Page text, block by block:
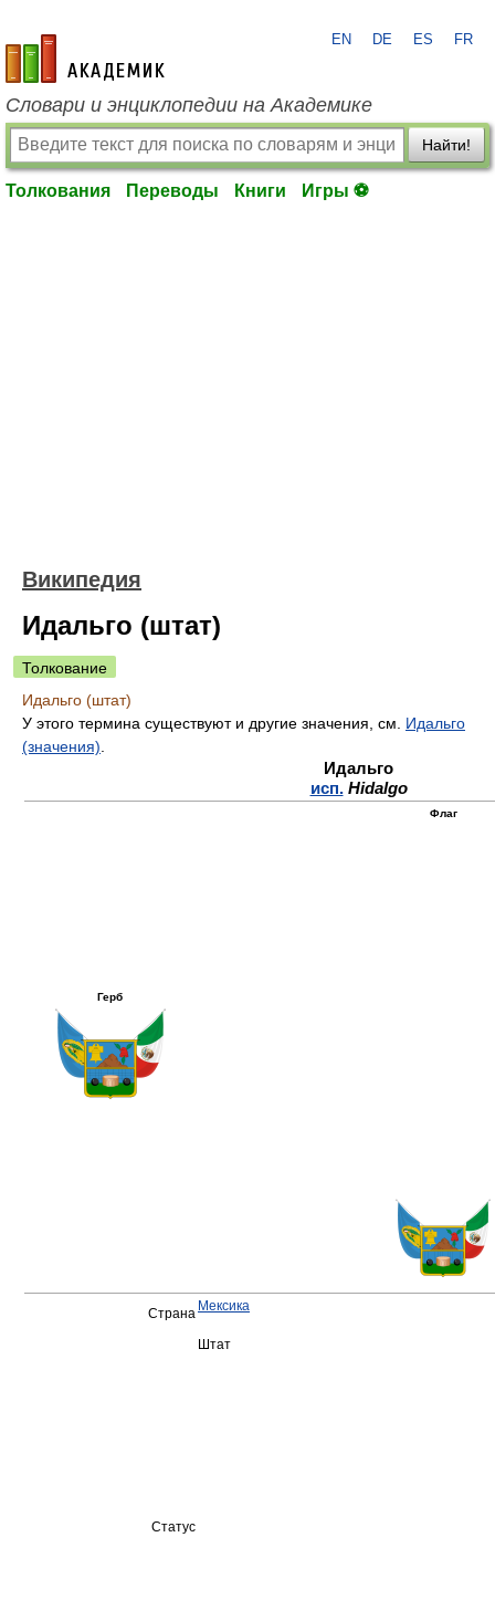
academic.ru
EN DE ES FR
Словари и энциклопедии на Академике
Найти!
Толкования Переводы Книги Игры ⚽
Википедия
Идальго (штат)
Толкование
Идальго (штат)
У этого термина существуют и другие значения, см. Идальго
(значения)
Идальго
исп. Hidalgo
Герб
Флаг
Страна Мексика
Статус
Штат